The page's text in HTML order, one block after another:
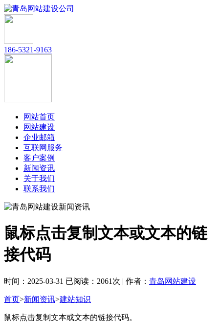
186-5321-9163
网站首页
网站建设
企业邮箱
互联网服务
客户案例
新闻资讯
关于我们
联系我们
鼠标点击复制文本或文本的链
接代码
时间：2025-03-31 已阅读：2061次 | 作者： 青岛网站建设
首页>新闻资讯>建站知识
鼠标点击复制文本或文本的链接代码。